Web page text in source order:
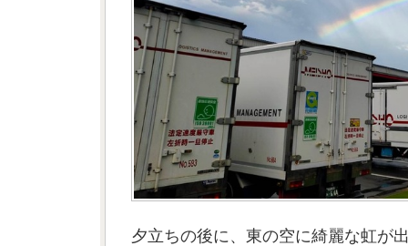
夕立ちの後に、東の空に綺麗な虹が